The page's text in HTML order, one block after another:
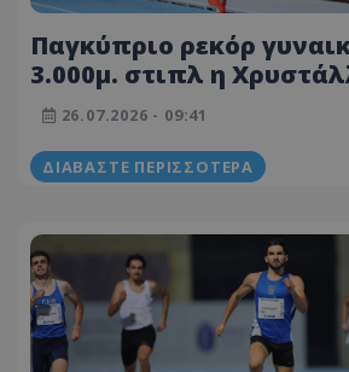
Παγκύπριο ρεκόρ
3.000μ. στιπλ η
Χατζηπολυδώρου!
26.07.2026 - 09:41
ΔΙΑΒΆΣΤΕ ΠΕΡΙΣΣΌΤΕΡΑ